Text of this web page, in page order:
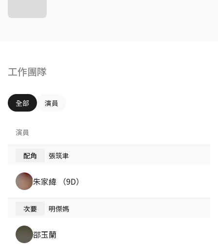
工作團隊
全部 演員
演員
配角 張筑聿
朱家緯 （9D）
次要 明傑媽
邵玉蘭